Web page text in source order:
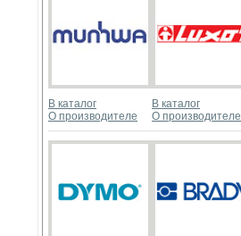
В каталог
О производителе
В каталог
О производителе